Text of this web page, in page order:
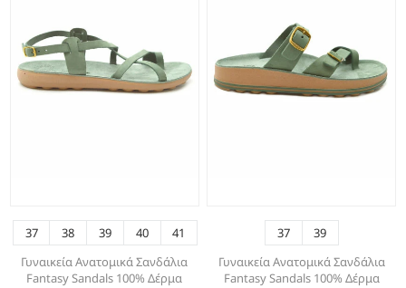
37 38 39 40
41
Γυναικεία Ανατομικά Σανδάλια
Fantasy Sandals 100% Δέρμα
37
39
Γυναικεία Ανατομικά Σανδάλια
Fantasy Sandals 100% Δέρμα